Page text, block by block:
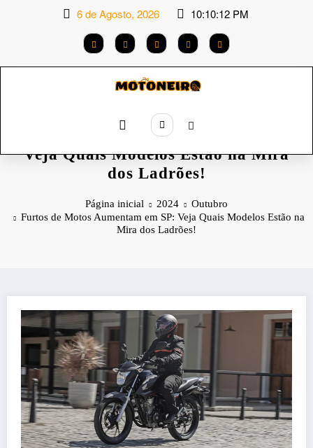
6 de Agosto, 2026 10:10:12 PM
Furtos de Motos Aumentam em SP:
Veja Quais Modelos Estão na Mira
dos Ladrões!
Página inicial 2024
Outubro
Furtos de Motos Aumentam em SP: Veja Quais Modelos Estão na
Mira dos Ladrões!